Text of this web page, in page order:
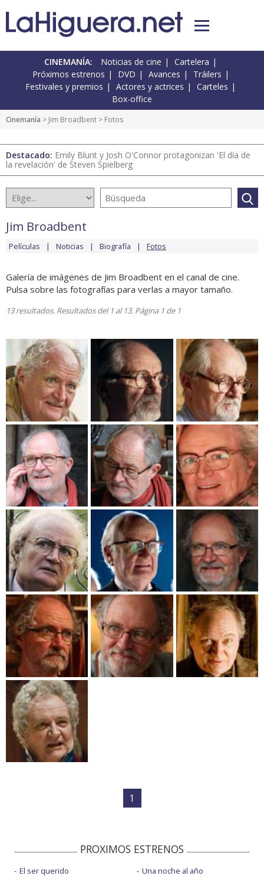
CINEMANÍA: Noticias de cine
Cartelera
Próximos estrenos
DVD Avances
Tráilers
Festivales y premios
Actores y actrices
Carteles
Box-office
Cinemanía > Jim Broadbent > Fotos
Destacado: Emily Blunt y Josh O'Connor protagonizan 'El día de
la revelación' de Steven Spielberg
Jim Broadbent
Películas Noticias Biografía Fotos
Galería de imágenes de Jim Broadbent en el canal de cine.
Pulsa sobre las fotografías para verlas a mayor tamaño.
13 resultados. Resultados del 1 al 13. Página 1 de 1
1
PROXIMOS ESTRENOS
El ser querido
Una noche al año